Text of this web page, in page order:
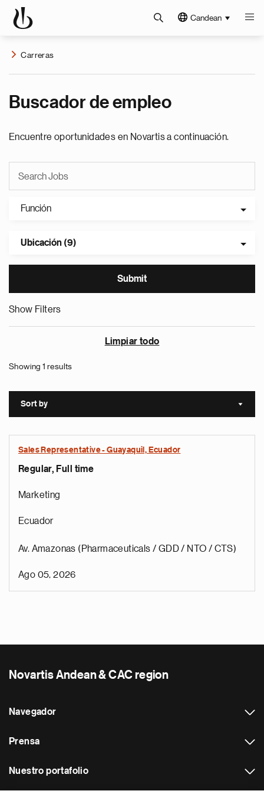
Candean
Carreras
Buscador de empleo
Encuentre oportunidades en Novartis a continuación.
Función
Ubicación (9)
Show Filters
Limpiar todo
Showing 1 results
Sort by Sort
Sales Representative - Guayaquil, Ecuador
Regular, Full time
Marketing
Ecuador
Av. Amazonas (Pharmaceuticals / GDD / NTO / CTS)
Ago 05, 2026
Novartis Andean & CAC region
Navegador
Prensa
Nuestro portafolio